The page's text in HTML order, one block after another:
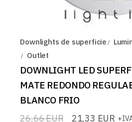
Downlights de superficie
Outlet
DOWNLIGHT LED
MATE REDONDO
BLANCO FRIO
26,66EUR 21,33 EUR